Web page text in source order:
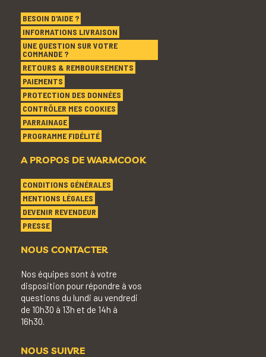
BESOIN D'AIDE ?
INFORMATIONS LIVRAISON
UNE QUESTION SUR VOTRE
COMMANDE ?
RETOURS & REMBOURSEMENTS
PAIEMENTS
PROTECTION DES DONNÉES
CONTRÔLER MES COOKIES
PARRAINAGE
PROGRAMME FIDÉLITÉ
A PROPOS DE WARMCOOK
CONDITIONS GÉNÉRALES
MENTIONS LÉGALES
DEVENIR REVENDEUR
PRESSE
NOUS CONTACTER
Nos équipes sont à votre
disposition pour répondre à vos
questions du lundi au vendredi
de 10h30 à 13h et de 14h à
16h30.
NOUS SUIVRE